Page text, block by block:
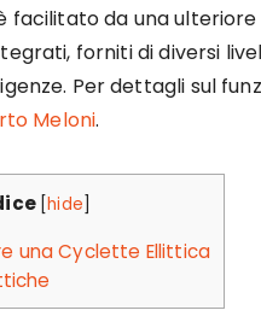
facilitato da una
forniti di diversi
Per dettagli sul
Meloni.
[hide]
una Cyclette Ellittica